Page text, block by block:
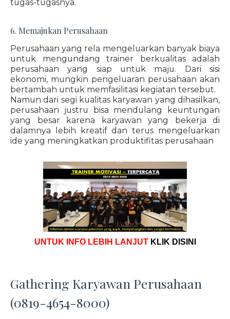
tugas-tugasnya.
6. Memajukan Perusahaan
Perusahaan yang rela mengeluarkan banyak biaya
untuk mengundang trainer berkualitas adalah
perusahaan yang siap untuk maju. Dari sisi
ekonomi, mungkin pengeluaran perusahaan akan
bertambah untuk memfasilitasi kegiatan tersebut.
Namun dari segi kualitas karyawan yang dihasilkan,
perusahaan justru bisa mendulang keuntungan
yang besar karena karyawan yang bekerja di
dalamnya lebih kreatif dan terus mengeluarkan
ide yang meningkatkan produktifitas perusahaan
UNTUK INFO LEBIH LANJUT KLIK DISINI
Gathering Karyawan Perusahaan
(0819-4654-8000)